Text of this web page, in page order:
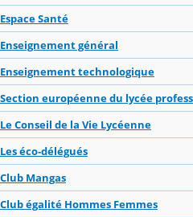
Espace Santé
Enseignement général
Enseignement technologique
Section européenne du lycée
Le Conseil de la Vie Lycéenne
Les éco-délégués
Club Mangas
Club égalité Hommes Femmes